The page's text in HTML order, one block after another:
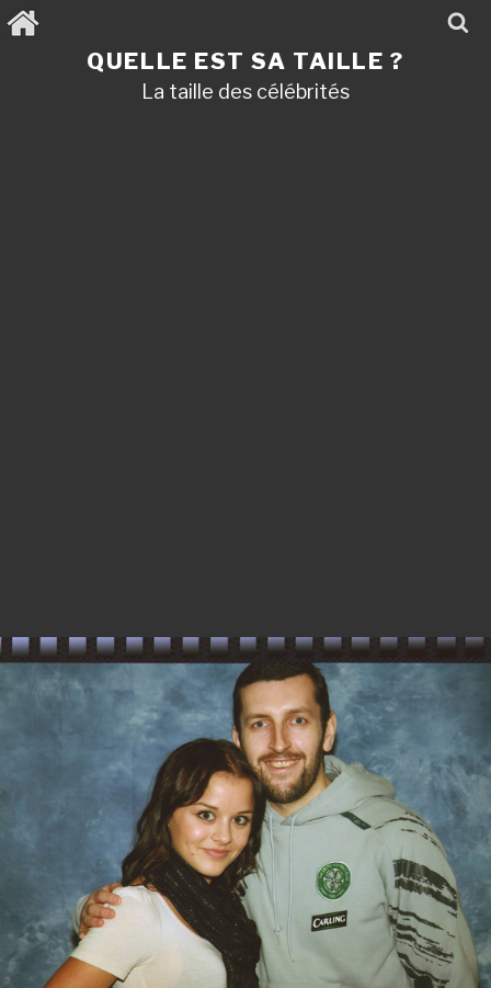
Aller
au
QUELLE EST SA TAILLE ?
La taille des célébrités